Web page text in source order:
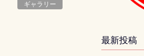
ギャラリー
最新投稿